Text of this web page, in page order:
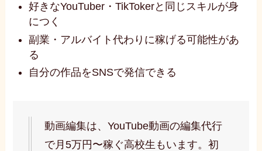
好きなYouTuber・TikTokerと同じスキルが身
につく
副業・アルバイト代わりに稼げる可能性があ
る
自分の作品をSNSで発信できる
動画編集は、YouTube動画の編集代行
で月5万円〜稼ぐ高校生もいます。初